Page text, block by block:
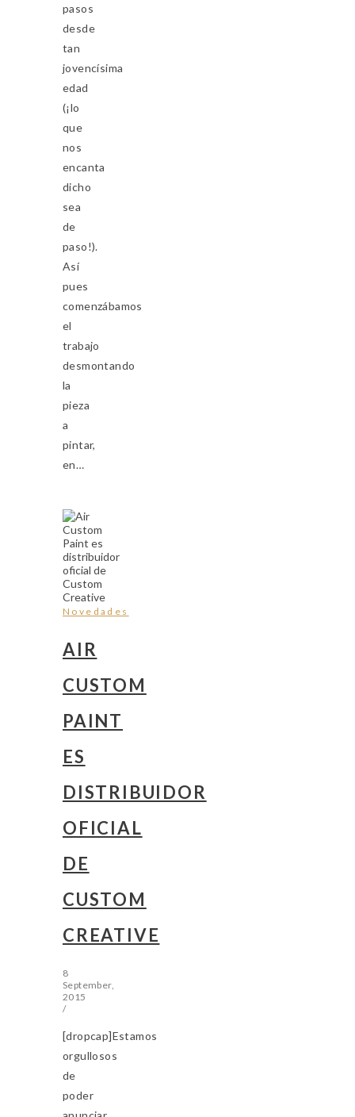
pasos
desde
tan
jovencísima
edad
(¡lo
que
nos
encanta
dicho
sea
de
paso!).
Así
pues
comenzábamos
el
trabajo
desmontando
la
pieza
a
pintar,
en…
Novedades
AIR
CUSTOM
PAINT
ES
DISTRIBUIDOR
OFICIAL
DE
CUSTOM
CREATIVE
8
September,
2015
/
[dropcap]Estamos
orgullosos
de
poder